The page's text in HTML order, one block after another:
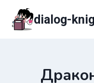
содержимому
dialog-